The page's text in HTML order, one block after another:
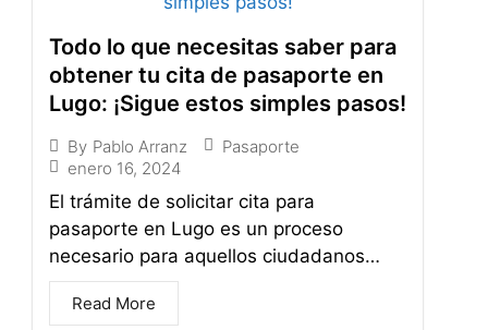
Todo lo que necesitas saber para
obtener tu cita de pasaporte en
Lugo: ¡Sigue estos simples pasos!
By Pablo Arranz
Pasaporte
enero 16, 2024
El trámite de solicitar cita para
pasaporte en Lugo es un proceso
necesario para aquellos ciudadanos…
Read More